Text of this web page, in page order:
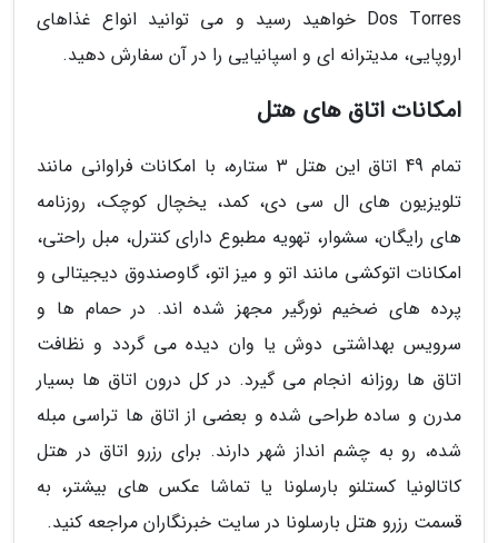
Dos Torres خواهید رسید و می توانید انواع غذاهای
اروپایی، مدیترانه ای و اسپانیایی را در آن سفارش دهید.
امکانات اتاق های هتل
تمام 49 اتاق این هتل 3 ستاره، با امکانات فراوانی مانند
تلویزیون های ال سی دی، کمد، یخچال کوچک، روزنامه
های رایگان، سشوار، تهویه مطبوع دارای کنترل، مبل راحتی،
امکانات اتوکشی مانند اتو و میز اتو، گاوصندوق دیجیتالی و
پرده های ضخیم نورگیر مجهز شده اند. در حمام ها و
سرویس بهداشتی دوش یا وان دیده می گردد و نظافت
اتاق ها روزانه انجام می گیرد. در کل درون اتاق ها بسیار
مدرن و ساده طراحی شده و بعضی از اتاق ها تراسی مبله
شده، رو به چشم انداز شهر دارند. برای رزرو اتاق در هتل
کاتالونیا کستلنو بارسلونا یا تماشا عکس های بیشتر، به
قسمت رزرو هتل بارسلونا در سایت خبرنگاران مراجعه کنید.